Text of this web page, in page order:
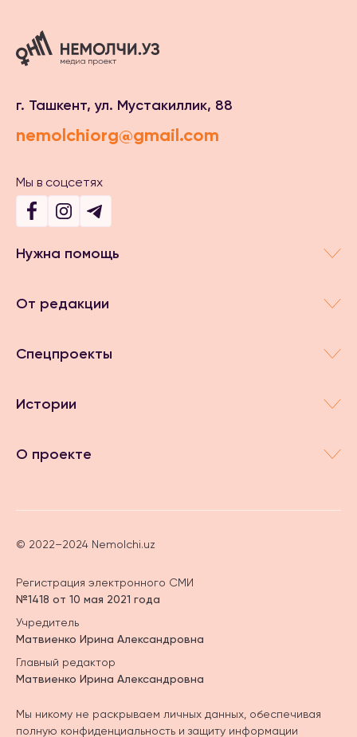
г. Ташкент, ул. Мустакиллик, 88
nemolchiorg@gmail.com
Мы в соцсетях
Нужна помощь
От редакции
Спецпроекты
Истории
О проекте
© 2022–2024 Nemolchi.uz
Регистрация электронного СМИ
№1418 от 10 мая 2021 года
Учредитель
Матвиенко Ирина Александровна
Главный редактор
Матвиенко Ирина Александровна
Мы никому не раскрываем личных данных, обеспечивая
полную конфиденциальность и защиту информации